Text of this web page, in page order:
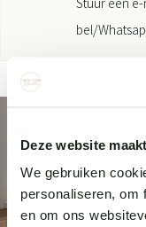
Deze website
We gebruiken
personaliseren, om
en om ons
bel/